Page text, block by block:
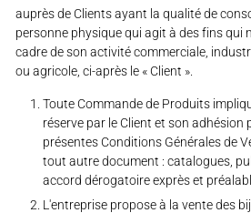
auprès de Clients ayant la qualité de
personne physique qui agit à des fins qui
cadre de son activité commerciale,
ou agricole, ci-après le « Client ».
Toute Commande de Produits
réserve par le Client et son adhésion
présentes Conditions Générales de
tout autre document : catalogues,
accord dérogatoire exprès et
L'entreprise propose à la vente des